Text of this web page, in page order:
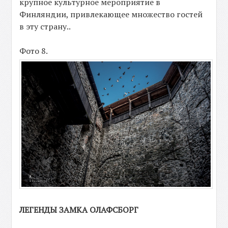
Финляндии, привлекающее множество гостей
в эту страну..
Фото 8.
ЛЕГЕНДЫ ЗАМКА ОЛАФСБОРГ